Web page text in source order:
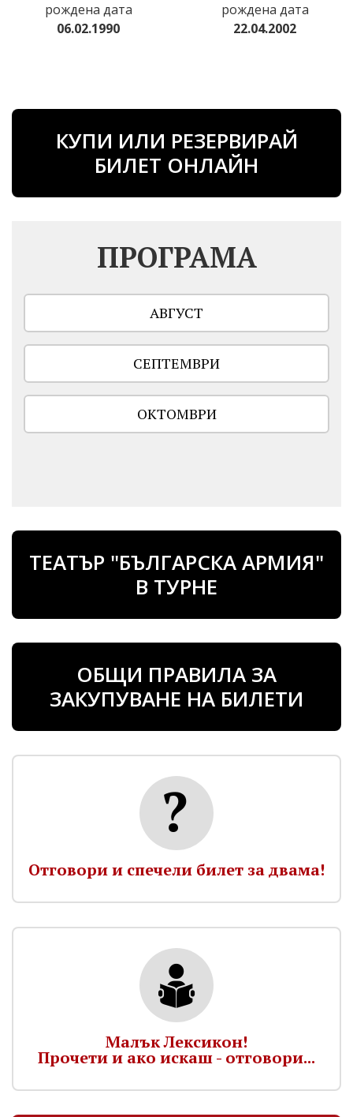
рождена дата
06.02.1990
рождена дата
22.04.2002
КУПИ ИЛИ РЕЗЕРВИРАЙ
БИЛЕТ ОНЛАЙН
ПРОГРАМА
АВГУСТ
СЕПТЕМВРИ
ОКТОМВРИ
ТЕАТЪР "БЪЛГАРСКА АРМИЯ"
В ТУРНЕ
ОБЩИ ПРАВИЛА ЗА
ЗАКУПУВАНЕ НА БИЛЕТИ
Отговори и спечели билет за двама!
Малък Лексикон!
Прочети и ако искаш - отговори...